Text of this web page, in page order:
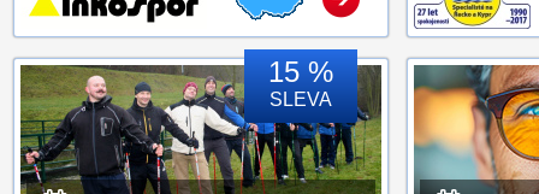
15 %
SLEVA